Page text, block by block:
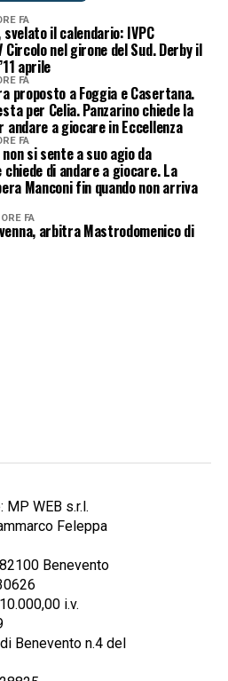
FA
il calendario: IVPC
Circolo nel girone del Sud. Derby il
aprile
FA
proposto a Foggia e Casertana.
per Celia. Panzarino chiede la
andare a giocare in Eccellenza
FA
si sente a suo agio da
di andare a giocare. La
Manconi fin quando non arriva
FA
arbitra Mastrodomenico di
WEB s.r.l.
Feleppa
Benevento
i.v.
Benevento n.4 del